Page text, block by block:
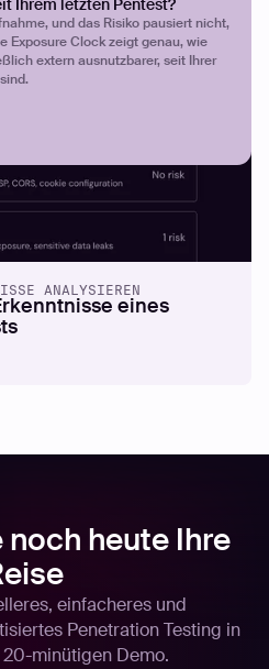
und das Risiko pausiert nicht,
Exposure Clock zeigt genau, wie
extern ausnutzbarer, seit Ihrer
ANALYSIEREN
eines
noch heute Ihre
einfacheres und
Penetration Testing in
minütigen Demo.